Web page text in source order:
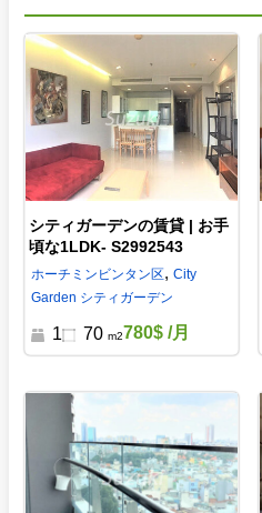
シティガーデンの賃貸 | お手
頃な1LDK- S2992543
ホーチミン ビンタン区, City
Garden シティガーデン
1 70 m2780$ /月